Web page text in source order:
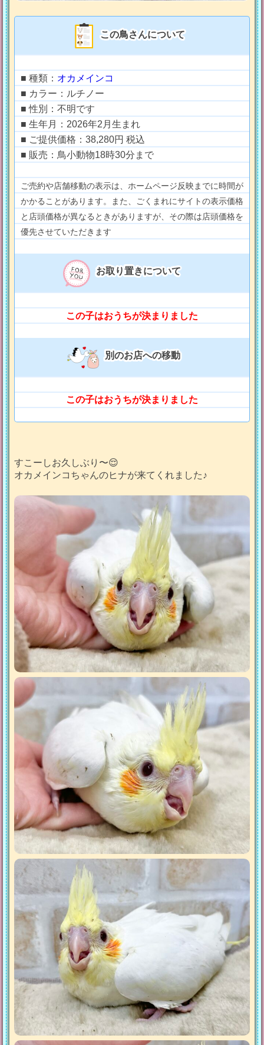
この鳥さんについて
■ 種類： オカメインコ
■ カラー：ルチノー
■ 性別：不明です
■ 生年月：2026年2月生まれ
■ ご提供価格：38,280円 税込
■ 販売：鳥小動物18時30分まで
ご売約や店舗移動の表示は、ホームページ反映までに時間が
かかることがあります。また、ごくまれにサイトの表示価格
と店頭価格が異なるときがありますが、その際は店頭価格を
優先させていただきます
お取り置きについて
この子はおうちが決まりました
別のお店への移動
この子はおうちが決まりました
すこーしお久しぶり〜😌
オカメインコちゃんのヒナが来てくれました♪